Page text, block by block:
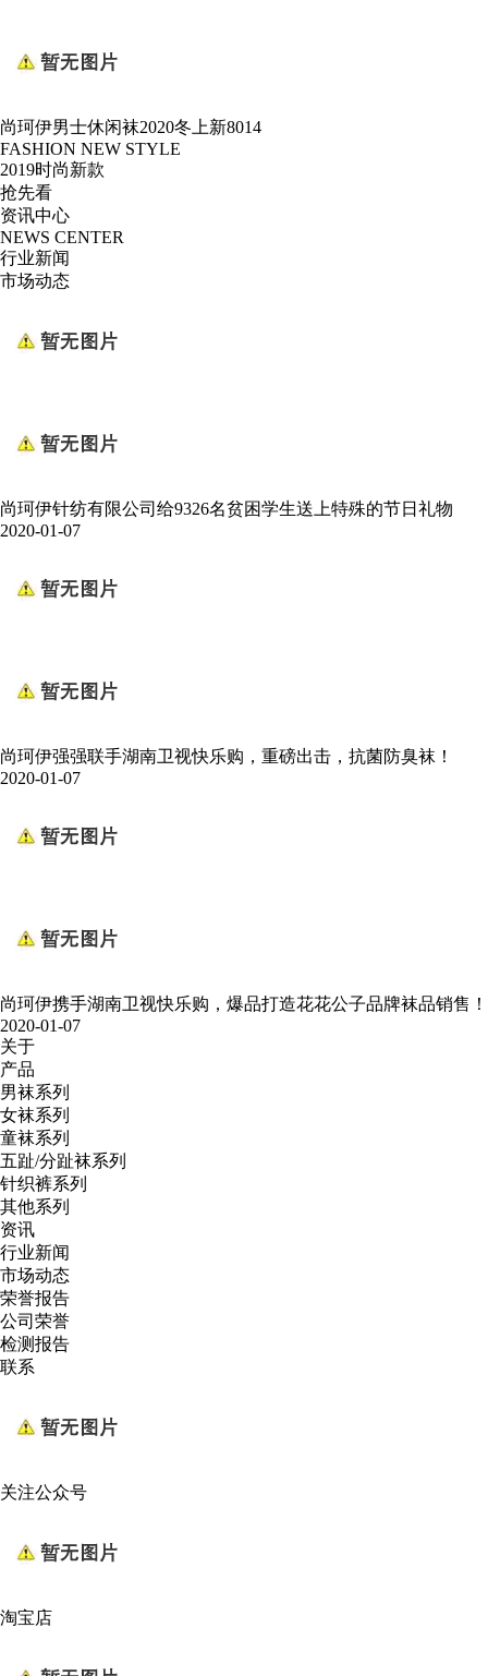
尚珂伊男士休闲袜2020冬上新8014
FASHION NEW STYLE
2019时尚新款
抢先看
资讯中心
NEWS CENTER
行业新闻
市场动态
尚珂伊针纺有限公司给9326名贫困学生送上特殊的节日礼物
2020-01-07
尚珂伊强强联手湖南卫视快乐购，重磅出击，抗菌防臭袜！
2020-01-07
尚珂伊携手湖南卫视快乐购，爆品打造花花公子品牌袜品销售！
2020-01-07
关于
产品
男袜系列
女袜系列
童袜系列
五趾/分趾袜系列
针织裤系列
其他系列
资讯
行业新闻
市场动态
荣誉报告
公司荣誉
检测报告
联系
关注公众号
淘宝店